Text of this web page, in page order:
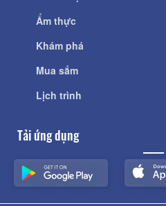
Ẩm thực
Khám phá
Mua sắm
Lịch trình
Tải ứng dụng